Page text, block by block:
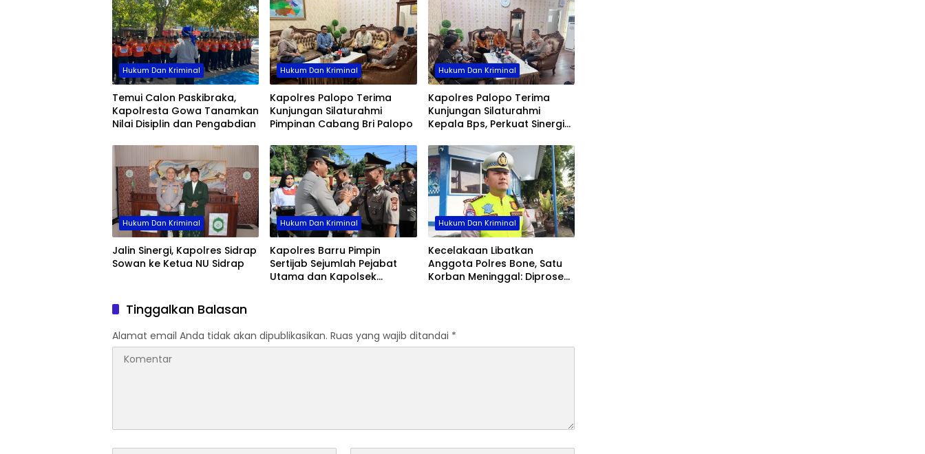
Hukum Dan Kriminal
Temui Calon Paskibraka,
Kapolresta Gowa Tanamkan
Nilai Disiplin dan Pengabdian
Hukum Dan Kriminal
Kapolres Palopo Terima
Kunjungan Silaturahmi
Pimpinan Cabang Bri Palopo
Hukum Dan Kriminal
Kapolres Palopo Terima
Kunjungan Silaturahmi
Kepala Bps, Perkuat Sinergi
Hukum Dan Kriminal
Jalin Sinergi, Kapolres Sidrap
Sowan ke Ketua NU Sidrap
Hukum Dan Kriminal
Kapolres Barru Pimpin
Sertijab Sejumlah Pejabat
Utama dan Kapolsek
Hukum Dan Kriminal
Kecelakaan Libatkan
Anggota Polres Bone, Satu
Korban Meninggal: Diproses
Tinggalkan Balasan
Alamat email Anda tidak akan dipublikasikan. Ruas yang wajib ditandai *